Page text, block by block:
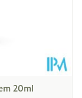
(15°C -
20ml